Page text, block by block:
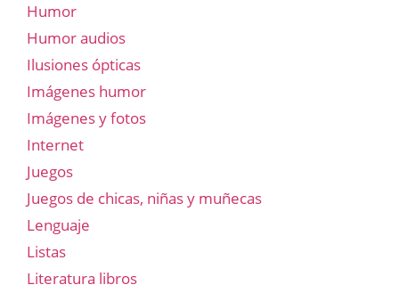
Humor
Humor audios
Ilusiones ópticas
Imágenes humor
Imágenes y fotos
Internet
Juegos
Juegos de chicas, niñas y muñecas
Lenguaje
Listas
Literatura libros